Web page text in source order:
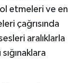
etmeleri ve en
çağrısında
aralıklarla